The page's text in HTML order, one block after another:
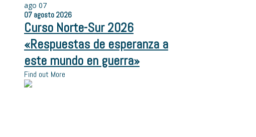
ago 07
07 agosto 2026
Curso Norte-Sur 2026
«Respuestas de esperanza a
este mundo en guerra»
Find out More